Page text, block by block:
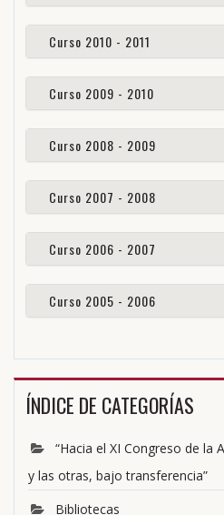
Curso 2010 - 2011
Curso 2009 - 2010
Curso 2008 - 2009
Curso 2007 - 2008
Curso 2006 - 2007
Curso 2005 - 2006
ÍNDICE DE CATEGORÍAS
“Hacia el XI Congreso de la
y las otras, bajo transferencia”
Bibliotecas